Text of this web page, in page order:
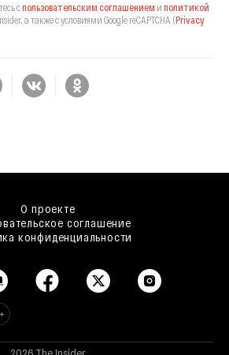
спользовательским соглашением и политикой
а также с условиями Google reCAPTCHA (Privacy
О проекте
соглашение
конфиденциальности